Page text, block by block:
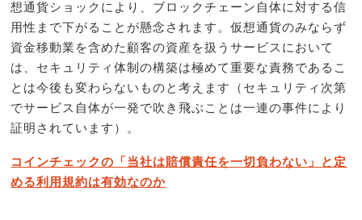
想通貨ショックにより、ブロックチェーン自体に対する信
用性まで下がることが懸念されます。仮想通貨のみならず
資金移動業を含めた顧客の資産を扱うサービスにおいて
は、セキュリティ体制の構築は極めて重要な責務であるこ
とは今後も変わらないものと考えます（セキュリティ次第
でサービス自体が一発で吹き飛ぶことは一連の事件により
証明されています）。
コインチェックの「当社は賠償責任を一切負わない」と定
める利用規約は有効なのか